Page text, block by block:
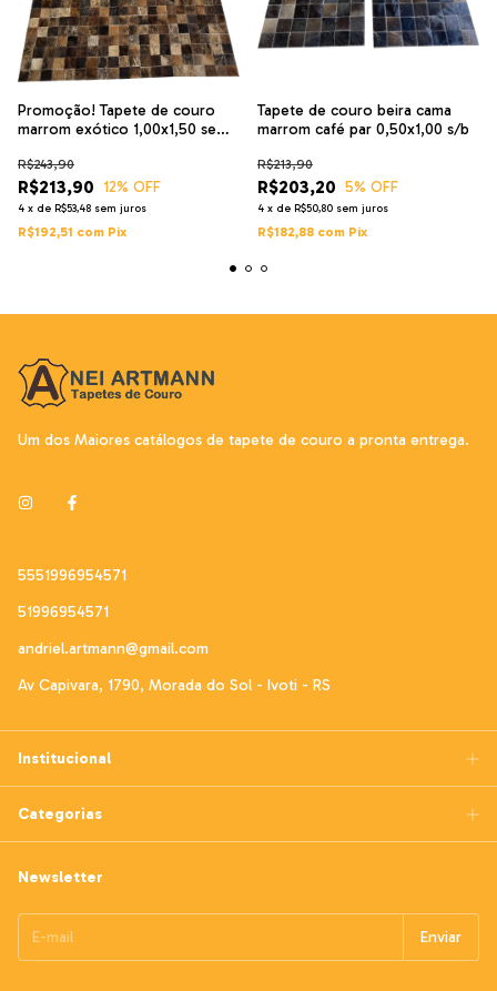
Promoção! Tapete de couro
marrom exótico 1,00x1,50 sem
R$213,90
R$243,90
12% OFF
4 x de R$53,48 sem juros
R$192,51 com Pix
Tapete de couro beira cama
marrom café par 0,50x1,00 s/b
R$203,20
R$213,90
5% OFF
4 x de R$50,80 sem juros
R$182,88 com Pix
Um dos Maiores catálogos de tapete de couro a pronta entrega.
5551996954571
51996954571
andriel.artmann@gmail.com
Av Capivara, 1790, Morada do Sol - Ivoti - RS
Institucional
Categorias
Newsletter